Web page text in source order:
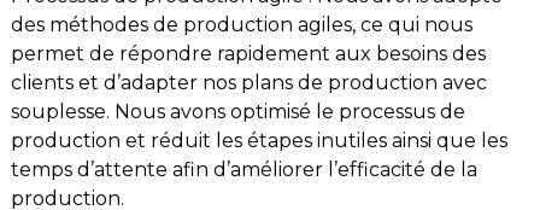
des méthodes de production agiles, ce qui nous
permet de répondre rapidement aux besoins des
clients et d’adapter nos plans de production avec
souplesse. Nous avons optimisé le processus de
production et réduit les étapes inutiles ainsi que les
temps d’attente afin d’améliorer l’efficacité de la
production.